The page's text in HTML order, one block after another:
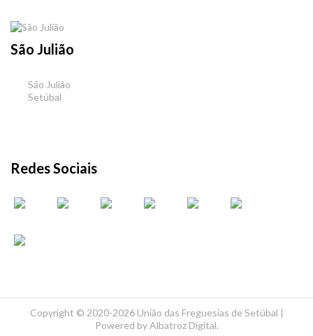
São Julião
São Julião
Setúbal
Redes Sociais
Copyright © 2020-2026 União das Freguesias de Setúbal |
Powered byAlbatroz Digital.